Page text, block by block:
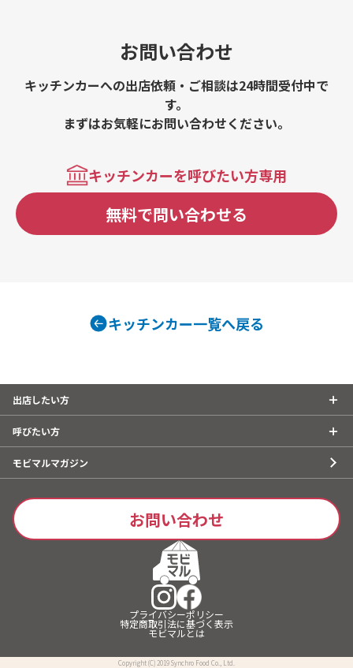
お問い合わせ
キッチンカーへの出店依頼・ご相談は24時間受付中で
す。
まずはお気軽にお問い合わせください。
キッチンカーを呼びたい方専用
無料で問い合わせる
キッチンカー一覧へ戻る
出店したい方
呼びたい方
モビマルマガジン
お問い合わせ
プライバシーポリシー
特定商取引法に基づく表示
モビマルとは
Copyright (C) 2019 Synchro Food Co., Ltd.